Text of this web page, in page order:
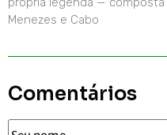
Menezes e Cabo
Comentários